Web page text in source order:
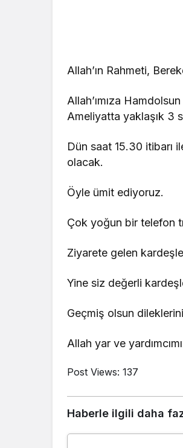
Allah’ın Rahmeti,
Allah’ımıza
Ameliyatta yaklaşık 3
Dün saat 15.30 itibarı
olacak.
Öyle ümit ediyoruz.
Çok yoğun bir telefon
Ziyarete gelen
Yine siz değerli
Geçmiş olsun
Allah yar ve
Post Views: 137
Haberle ilgili daha